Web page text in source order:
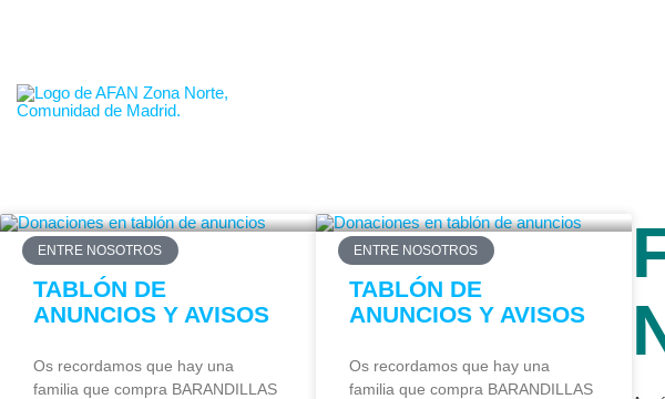
ENTRE NOSOTROS
TABLÓN DE
ANUNCIOS Y AVISOS
Os recordamos que hay una
familia que compra BARANDILLAS
ENTRE NOSOTROS
TABLÓN DE
ANUNCIOS Y AVISOS
Os recordamos que hay una
familia que compra BARANDILLAS